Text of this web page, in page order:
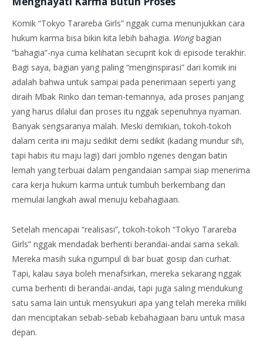
Komik “Tokyo Tarareba Girls” nggak cuma menunjukkan cara
hukum karma bisa bikin kita lebih bahagia. Wongbagian
“bahagia”-nya cuma kelihatan secuprit kok di episode terakhir.
Bagi saya, bagian yang paling “menginspirasi” dari komik ini
adalah bahwa untuk sampai pada penerimaan seperti yang
diraih Mbak Rinko dan teman-temannya, ada proses panjang
yang harus dilalui dan proses itu nggak sepenuhnya nyaman.
Banyak sengsaranya malah. Meski demikian, tokoh-tokoh
dalam cerita ini maju sedikit demi sedikit (kadang mundur sih,
tapi habis itu maju lagi) dari jomblo ngenes dengan batin
lemah yang terbuai dalam pengandaian sampai siap menerima
cara kerja hukum karma untuk tumbuh berkembang dan
memulai langkah awal menuju kebahagiaan.
Setelah mencapai “realisasi”, tokoh-tokoh “Tokyo Tarareba
Girls” nggak mendadak berhenti berandai-andai sama sekali.
Mereka masih suka ngumpul di bar buat gosip dan curhat.
Tapi, kalau saya boleh menafsirkan, mereka sekarang nggak
cuma berhenti di berandai-andai, tapi juga saling mendukung
satu sama lain untuk mensyukuri apa yang telah mereka miliki
dan menciptakan sebab-sebab kebahagiaan baru untuk masa
depan.